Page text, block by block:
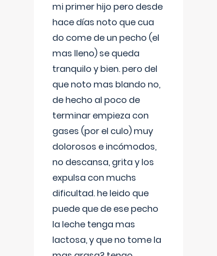
mi primer hijo pero desde
hace días noto que cua
do come de un pecho (el
mas lleno) se queda
tranquilo y bien. pero del
que noto mas blando no,
de hecho al poco de
terminar empieza con
gases (por el culo) muy
dolorosos e incómodos,
no descansa, grita y los
expulsa con muchs
dificultad. he leido que
puede que de ese pecho
la leche tenga mas
lactosa, y que no tome la